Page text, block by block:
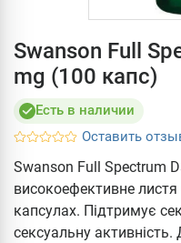
Swanson Full
mg (100 капс)
Есть в наличии
Оставить
Swanson Full Spectrum
високоефективне
капсулах. Підтримує
сексуальну активність.